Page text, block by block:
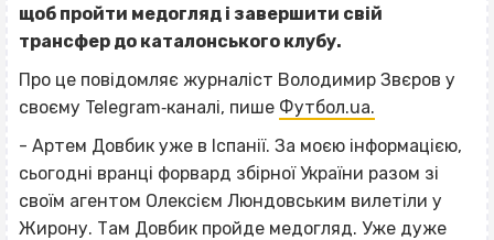
щоб пройти медогляд і завершити свій
трансфер до каталонського клубу.
Про це повідомляє журналіст Володимир Звєров у
своєму Telegram‐каналі, пише Футбол.ua.
- Артем Довбик уже в Іспанії. За моєю інформацією,
сьогодні вранці форвард збірної України разом зі
своїм агентом Олексієм Люндовським вилетіли у
Жирону. Там Довбик пройде медогляд. Уже дуже